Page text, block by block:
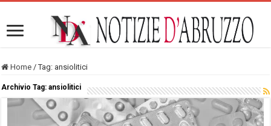
Home / Tag: ansiolitici
Archivio Tag:ansiolitici